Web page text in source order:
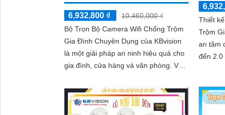
6,932,800 ₫
10,460,000 ₫
Bộ Trọn Bộ Camera Wifi Chống Trộm
Gia Đình Chuyên Dụng của KBvision
là một giải pháp an ninh hiệu quả cho
gia đình, cửa hàng và văn phòng. Với
Thiết
Trộm
an tâm
đến 2.0 MP. Sản